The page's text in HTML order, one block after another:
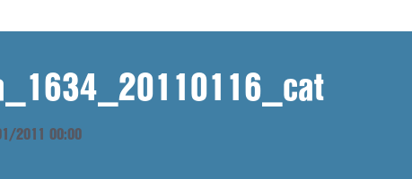
2011 00:00